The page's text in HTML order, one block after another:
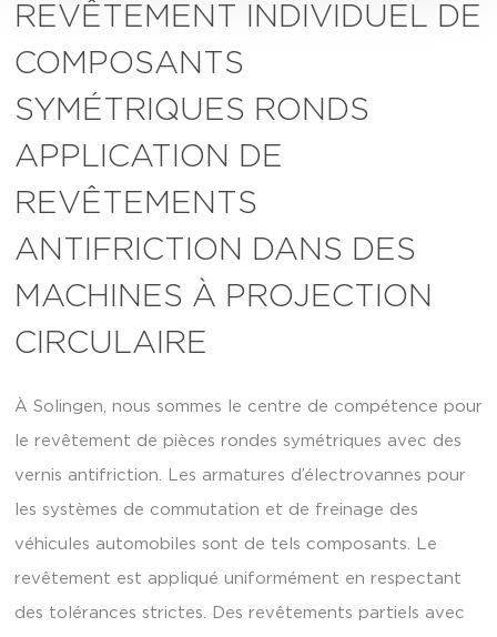
REVÊTEMENT INDIVIDUEL DE
COMPOSANTS
SYMÉTRIQUES RONDS
APPLICATION DE
REVÊTEMENTS
ANTIFRICTION DANS DES
MACHINES À PROJECTION
CIRCULAIRE
À Solingen, nous sommes le centre de compétence pour
le revêtement de pièces rondes symétriques avec des
vernis antifriction. Les armatures d’électrovannes pour
les systèmes de commutation et de freinage des
véhicules automobiles sont de tels composants. Le
revêtement est appliqué uniformément en respectant
des tolérances strictes. Des revêtements partiels avec